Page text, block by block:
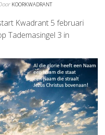
KOORKWADRANT
Kwadrant 5 februari
Tademasingel 3 in